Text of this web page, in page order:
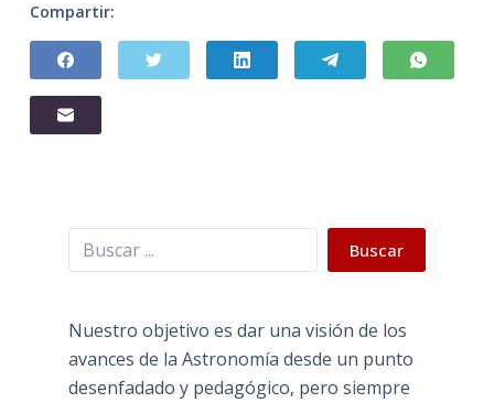
Compartir:
Buscar Buscar
Nuestro objetivo es dar una visión de los
avances de la Astronomía desde un punto
desenfadado y pedagógico, pero siempre